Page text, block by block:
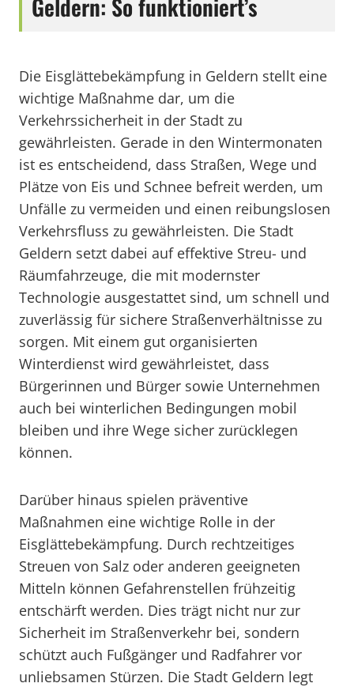
Geldern: So funktioniert’s
Die Eisglättebekämpfung in Geldern stellt eine
wichtige Maßnahme dar, um die
Verkehrssicherheit in der Stadt zu
gewährleisten. Gerade in den Wintermonaten
ist es entscheidend, dass Straßen, Wege und
Plätze von Eis und Schnee befreit werden, um
Unfälle zu vermeiden und einen reibungslosen
Verkehrsfluss zu gewährleisten. Die Stadt
Geldern setzt dabei auf effektive Streu- und
Räumfahrzeuge, die mit modernster
Technologie ausgestattet sind, um schnell und
zuverlässig für sichere Straßenverhältnisse zu
sorgen. Mit einem gut organisierten
Winterdienst wird gewährleistet, dass
Bürgerinnen und Bürger sowie Unternehmen
auch bei winterlichen Bedingungen mobil
bleiben und ihre Wege sicher zurücklegen
können.
Darüber hinaus spielen präventive
Maßnahmen eine wichtige Rolle in der
Eisglättebekämpfung. Durch rechtzeitiges
Streuen von Salz oder anderen geeigneten
Mitteln können Gefahrenstellen frühzeitig
entschärft werden. Dies trägt nicht nur zur
Sicherheit im Straßenverkehr bei, sondern
schützt auch Fußgänger und Radfahrer vor
unliebsamen Stürzen. Die Stadt Geldern legt